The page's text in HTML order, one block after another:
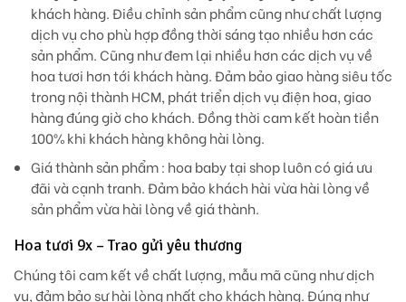
khách hàng. Điều chỉnh sản phẩm cũng như chất lượng
dịch vụ cho phù hợp đồng thời sáng tạo nhiều hơn các
sản phẩm. Cũng như đem lại nhiều hơn các dịch vụ về
hoa tươi hơn tới khách hàng. Đảm bảo giao hàng siêu tốc
trong nội thành HCM, phát triển dịch vụ điện hoa, giao
hàng đúng giờ cho khách. Đồng thời cam kết hoàn tiền
100% khi khách hàng không hài lòng.
Giá thành sản phẩm: hoa baby tại shop luôn có giá ưu
đãi và cạnh tranh. Đảm bảo khách hài vừa hài lòng về
sản phẩm vừa hài lòng về giá thành.
Hoa tươi 9x – Trao gửi yêu thương
Chúng tôi cam kết về chất lượng, mẫu mã cũng như dịch
vụ, đảm bảo sự hài lòng nhất cho khách hàng. Đúng như